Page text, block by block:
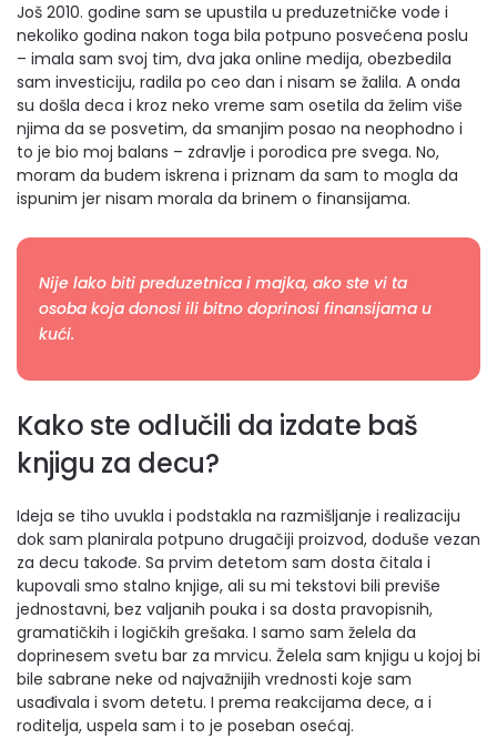
Još 2010. godine sam se upustila u preduzetničke vode i
nekoliko godina nakon toga bila potpuno posvećena poslu
– imala sam svoj tim, dva jaka online medija, obezbedila
sam investiciju, radila po ceo dan i nisam se žalila. A onda
su došla deca i kroz neko vreme sam osetila da želim više
njima da se posvetim, da smanjim posao na neophodno i
to je bio moj balans – zdravlje i porodica pre svega. No,
moram da budem iskrena i priznam da sam to mogla da
ispunim jer nisam morala da brinem o finansijama.
Nije lako biti preduzetnica i majka, ako ste vi ta
osoba koja donosi ili bitno doprinosi finansijama u
kući.
Kako ste odlučili da izdate baš
knjigu za decu?
Ideja se tiho uvukla i podstakla na razmišljanje i realizaciju
dok sam planirala potpuno drugačiji proizvod, doduše vezan
za decu takođe. Sa prvim detetom sam dosta čitala i
kupovali smo stalno knjige, ali su mi tekstovi bili previše
jednostavni, bez valjanih pouka i sa dosta pravopisnih,
gramatičkih i logičkih grešaka. I samo sam želela da
doprinesem svetu bar za mrvicu. Želela sam knjigu u kojoj bi
bile sabrane neke od najvažnijih vrednosti koje sam
usađivala i svom detetu. I prema reakcijama dece, a i
roditelja, uspela sam i to je poseban osećaj.